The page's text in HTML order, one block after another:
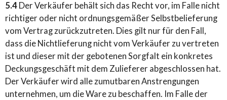
5.4 Der Verkäufer behält sich das Recht vor, im Falle nicht
richtiger oder nicht ordnungsgemäßer Selbstbelieferung
vom Vertrag zurückzutreten. Dies gilt nur für den Fall,
dass die Nichtlieferung nicht vom Verkäufer zu vertreten
ist und dieser mit der gebotenen Sorgfalt ein konkretes
Deckungsgeschäft mit dem Zulieferer abgeschlossen hat.
Der Verkäufer wird alle zumutbaren Anstrengungen
unternehmen, um die Ware zu beschaffen. Im Falle der